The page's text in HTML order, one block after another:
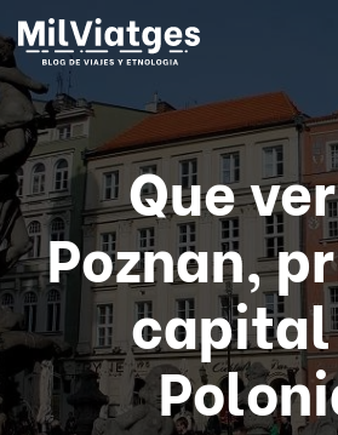
Que
Poznan,
capital